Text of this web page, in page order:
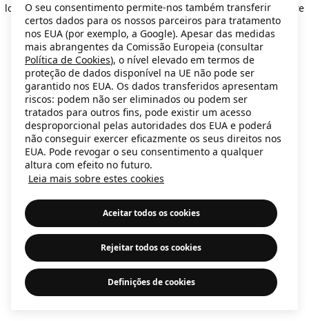
loadingsecondhand.ikea.com (see the browser console for more
information).
O seu consentimento permite-nos também transferir
certos dados para os nossos parceiros para tratamento
nos EUA (por exemplo, a Google). Apesar das medidas
mais abrangentes da Comissão Europeia (consultar
Política de Cookies), o nível elevado em termos de
proteção de dados disponível na UE não pode ser
garantido nos EUA. Os dados transferidos apresentam
riscos: podem não ser eliminados ou podem ser
tratados para outros fins, pode existir um acesso
desproporcional pelas autoridades dos EUA e poderá
não conseguir exercer eficazmente os seus direitos nos
EUA. Pode revogar o seu consentimento a qualquer
altura com efeito no futuro.
Leia mais sobre estes cookies
Aceitar todos os cookies
Rejeitar todos os cookies
Definições de cookies